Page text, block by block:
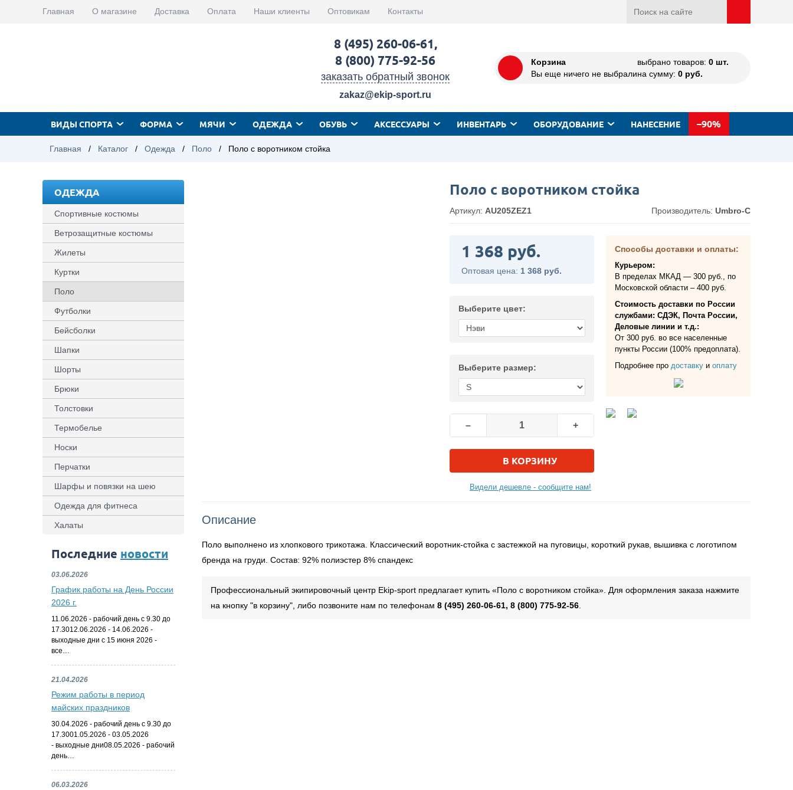
Главная О магазине Доставка Оплата Наши клиенты Оптовикам Контакты
8 (495) 260-06-61,
8 (800) 775-92-56
заказать обратный звонок
zakaz@ekip-sport.ru
Корзина
Вы еще ничего не выбрали
выбрано товаров: 0 шт.
на сумму: 0 руб.
ВИДЫ СПОРТА ФОРМА МЯЧИ ОДЕЖДА ОБУВЬ АКСЕССУАРЫ ИНВЕНТАРЬ ОБОРУДОВАНИЕ НАНЕСЕНИЕ –90%
Главная / Каталог / Одежда / Поло / Поло с воротником стойка
ОДЕЖДА
Спортивные костюмы
Ветрозащитные костюмы
Жилеты
Куртки
Поло
Футболки
Бейсболки
Шапки
Шорты
Брюки
Толстовки
Термобелье
Носки
Перчатки
Шарфы и повязки на шею
Одежда для фитнеса
Халаты
Последние новости
03.06.2026
График работы на День России
2026 г.
11.06.2026 - рабочий день с 9.30 до
17.3012.06.2026 - 14.06.2026 -
выходные дни с 15 июня 2026 -
все…
21.04.2026
Режим работы в период
майских праздников
30.04.2026 - рабочий день с 9.30 до
17.3001.05.2026 - 03.05.2026
- выходные дни08.05.2026 - рабочий
день…
06.03.2026
Поло с воротником стойка
Артикул: AU205ZEZ1 Производитель: Umbro-C
1 368 руб.
Оптовая цена: 1 368 руб.
Выберите цвет:
Выберите размер:
– +
В КОРЗИНУ
Видели дешевле - сообщите нам!
Способы доставки и оплаты:
Курьером:
В пределах МКАД — 300 руб., по
Московской области – 400 руб.
Стоимость доставки по России
службами: СДЭК, Почта России,
Деловые линии и т.д.:
От 300 руб. во все населенные
пункты России (100% предоплата).
Подробнее про доставку и оплату
Описание
Поло выполнено из хлопкового трикотажа. Классический воротник-стойка с застежкой на пуговицы, короткий рукав, вышивка с логотипом
бренда на груди. Состав: 92% полиэстер 8% спандекс
Профессиональный экипировочный центр Ekip-sport предлагает купить «Поло с воротником стойка». Для оформления заказа нажмите
на кнопку "в корзину", либо позвоните нам по телефонам 8 (495) 260-06-61, 8 (800) 775-92-56